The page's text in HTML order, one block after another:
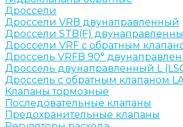
Дроссели
Дроссели VRB двунаправленный
Дроссели STB(F)
Дроссели VRF с обратным
Дроссель VRFB 90°
Дроссель двунаправленный L
Дроссель с обратным клапаном LA
Клапаны тормозные
Последовательные клапаны
Предохранительные клапаны